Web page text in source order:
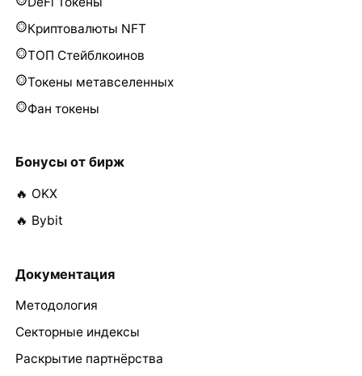
Криптовалюты NFT
ТОП Стейблкоинов
Токены метавселенных
Фан токены
Бонусы от бирж
🔥 OKX
🔥 Bybit
Документация
Методология
Секторные индексы
Раскрытие партнёрства